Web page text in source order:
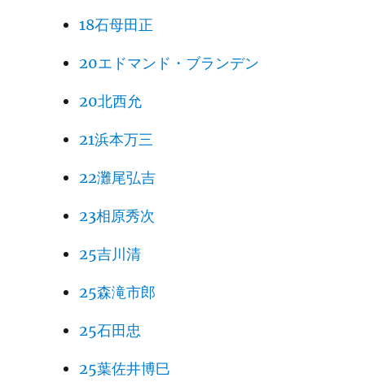
18石母田正
20エドマンド・ブランデン
20北西允
21浜本万三
22灘尾弘吉
23相原秀次
25吉川清
25森滝市郎
25石田忠
25葉佐井博巳